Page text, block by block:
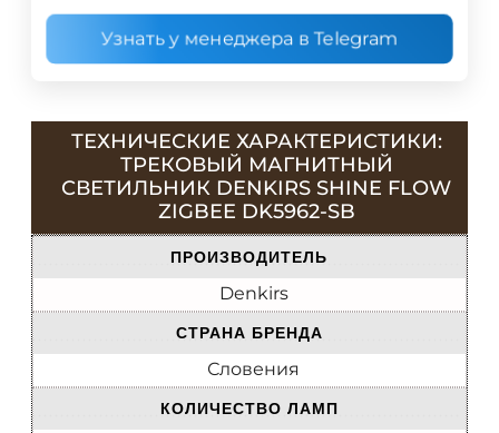
Узнать у менеджера в Telegram
ТЕХНИЧЕСКИЕ ХАРАКТЕРИСТИКИ:
ТРЕКОВЫЙ МАГНИТНЫЙ
СВЕТИЛЬНИК DENKIRS SHINE FLOW
ZIGBEE DK5962-SB
ПРОИЗВОДИТЕЛЬ
Denkirs
СТРАНА БРЕНДА
Словения
КОЛИЧЕСТВО ЛАМП